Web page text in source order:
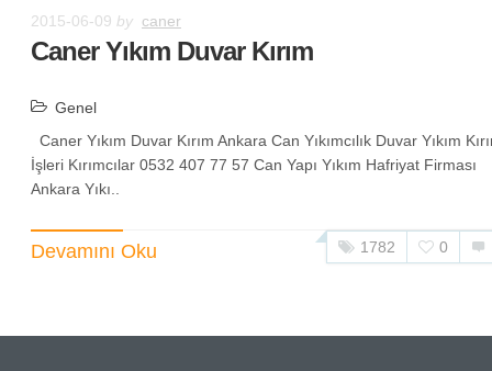
2015-06-09 by caner
Caner Yıkım Duvar Kırım
Genel
Caner Yıkım Duvar Kırım Ankara Can Yıkımcılık Duvar Yıkım
İşleri Kırımcılar 0532 407 77 57 Can Yapı Yıkım Hafriyat Firması
Ankara Yıkı..
Devamını Oku 1782 0